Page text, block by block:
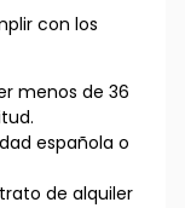
con los
menos de 36
española o
de alquiler